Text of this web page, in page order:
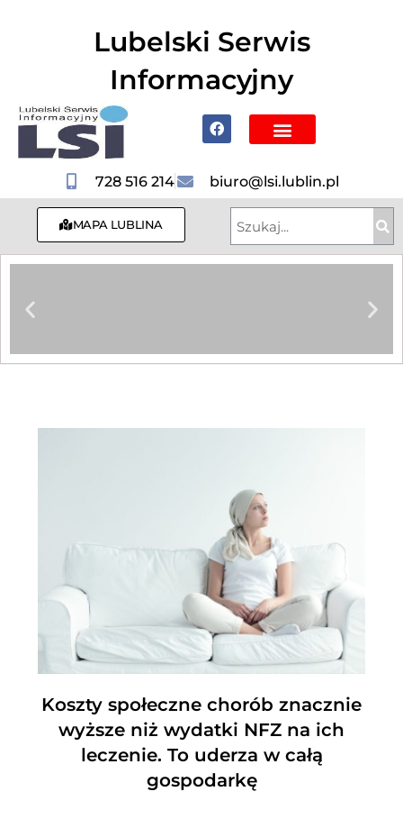
Lubelski Serwis
Informacyjny
728 516 214 biuro@lsi.lublin.pl
MAPA LUBLINA
Koszty społeczne chorób znacznie
wyższe niż wydatki NFZ na ich
leczenie. To uderza w całą
gospodarkę